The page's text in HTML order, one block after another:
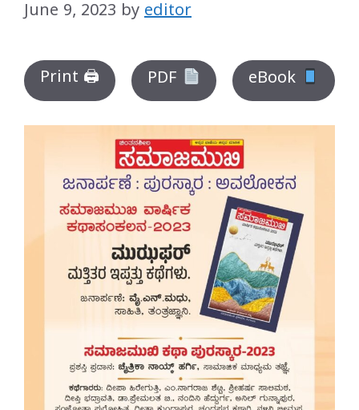
June 9, 2023 by editor
Print 🖨 PDF eBook